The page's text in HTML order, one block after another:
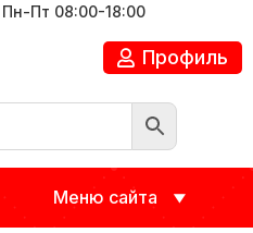
Пт 08:00-18:00
Профиль
Меню сайта